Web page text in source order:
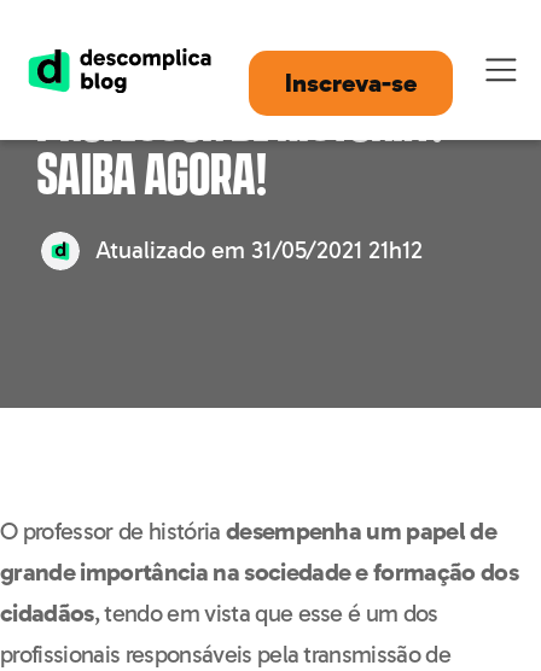
Inscreva-se
Como é a rotina de um
professor de história?
Saiba agora!
Atualizado em 31/05/2021 21h12
O professor de história desempenha um papel de
grande importância na sociedade e formação dos
cidadãos, tendo em vista que esse é um dos
profissionais responsáveis pela transmissão de